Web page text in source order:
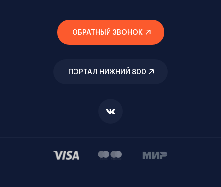
ОБРАТНЫЙ ЗВОНОК
ПОРТАЛ НИЖНИЙ 800